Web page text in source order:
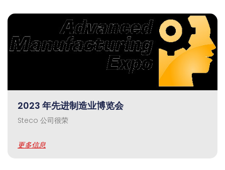
2023 年先进制造业博览会
Steco 公司很荣
更多信息